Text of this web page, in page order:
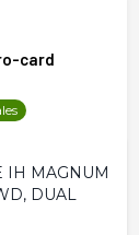
IH MAGNUM
DUAL